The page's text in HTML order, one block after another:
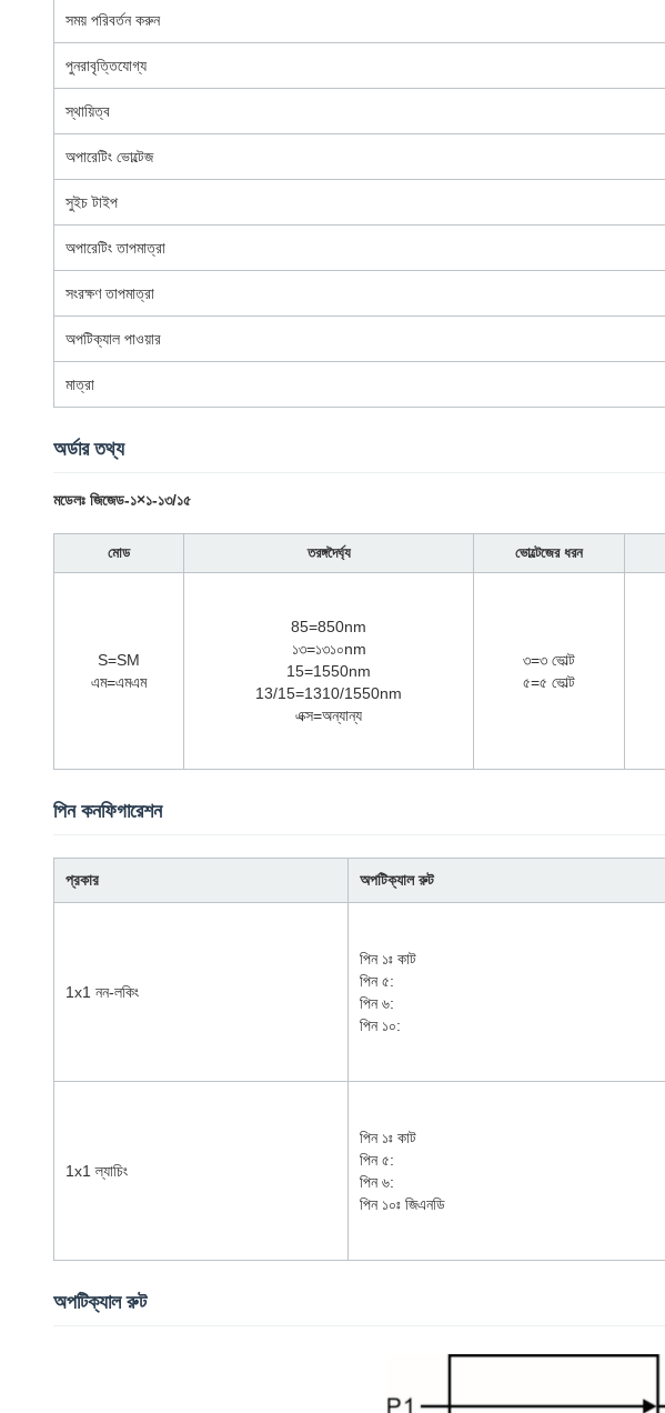
সময় পরিবর্তন করুন
পুনরাবৃত্তিযোগ্য
স্থায়িত্ব
অপারেটিং ভোল্টেজ
সুইচ টাইপ
অপারেটিং তাপমাত্রা
সংরক্ষণ তাপমাত্রা
অপটিক্যাল পাওয়ার
মাত্রা
অর্ডার তথ্য
মডেলঃ জিজেড-১×১-১৩/১৫
মোড তরঙ্গদৈর্ঘ্য ভোল্টেজের ধরন
S=SM
এম=এমএম
85=850nm
১৩=১৩১০nm
15=1550nm
13/15=1310/1550nm
এক্স=অন্যান্য
৩=৩ ভোল্ট
৫=৫ ভোল্ট
পিন কনফিগারেশন
প্রকার অপটিক্যাল রুট
1x1 নন-লকিং
পিন ১ঃ কাট
পিন ৫:
পিন ৬:
পিন ১০:
1x1 ল্যাচিং
পিন ১ঃ কাট
পিন ৫:
পিন ৬:
পিন ১০ঃ জিএনডি
অপটিক্যাল রুট